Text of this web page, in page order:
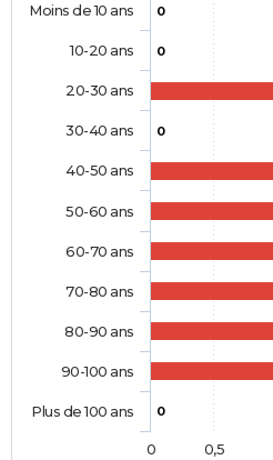
0
0
0
0
Moins de 10 ans
10-20 ans
20-30 ans
30-40 ans
40-50 ans
50-60 ans
60-70 ans
70-80 ans
80-90 ans
90-100 ans
Plus de 100 ans
0 0,5